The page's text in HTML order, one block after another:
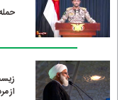
از